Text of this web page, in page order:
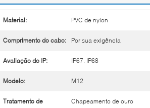
Material: PVC de nylon
Comprimento do cabo: Por sua exigência
Avaliação do IP: IP67. IP68
Modelo: M12
Tratamento de
Chapeamento de ouro